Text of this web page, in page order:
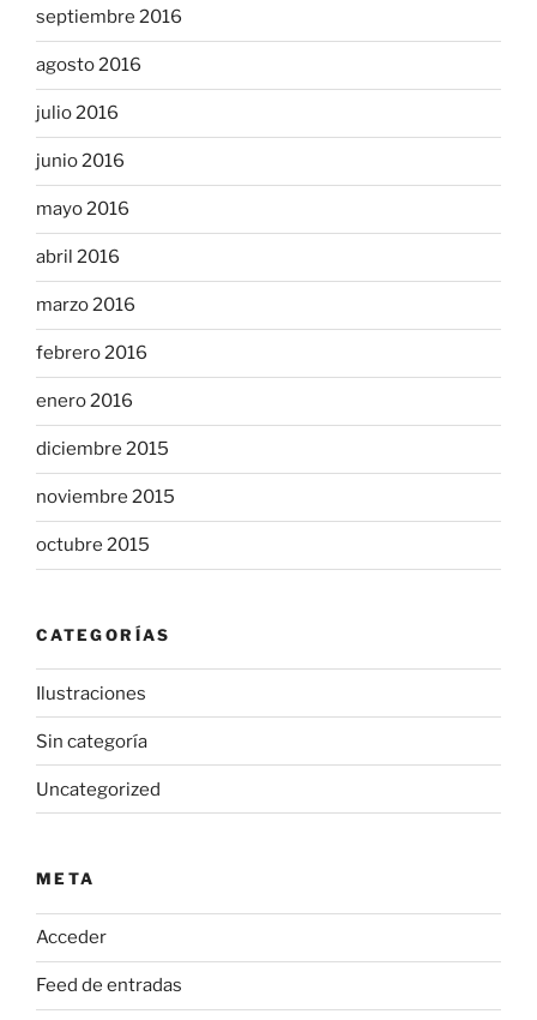
septiembre 2016
agosto 2016
julio 2016
junio 2016
mayo 2016
abril 2016
marzo 2016
febrero 2016
enero 2016
diciembre 2015
noviembre 2015
octubre 2015
CATEGORÍAS
Ilustraciones
Sin categoría
Uncategorized
META
Acceder
Feed de entradas